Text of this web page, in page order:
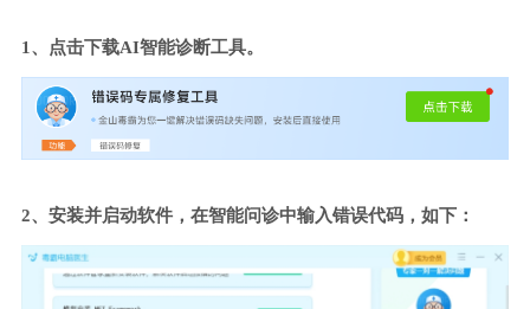
1、点击下载AI智能诊断工具。
2、安装并启动软件，在智能问诊中输入错误代码，如下：